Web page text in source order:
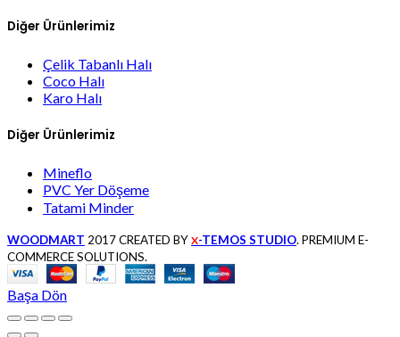
Diğer Ürünlerimiz
Çelik Tabanlı Halı
Coco Halı
Karo Halı
Diğer Ürünlerimiz
Mineflo
PVC Yer Döşeme
Tatami Minder
WOODMART 2017 CREATED BY X-TEMOS STUDIO. PREMIUM E-
COMMERCE SOLUTIONS.
Başa Dön